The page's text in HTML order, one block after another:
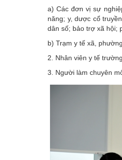
a) Các đơn vị sự
năng; y, dược cổ
dân số; bảo trợ xã hội;
b) Trạm y tế xã,
2. Nhân viên y tế
3. Người làm chuyên